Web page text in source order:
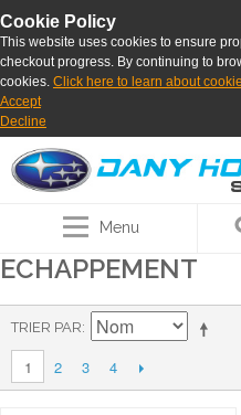
Cookie Policy
This website uses cookies to ensure
checkout progress. By continuing to
cookies. Click here to learn about
Accept
Decline
Menu
ECHAPPEMENT
TRIER PAR
1 2 3 4